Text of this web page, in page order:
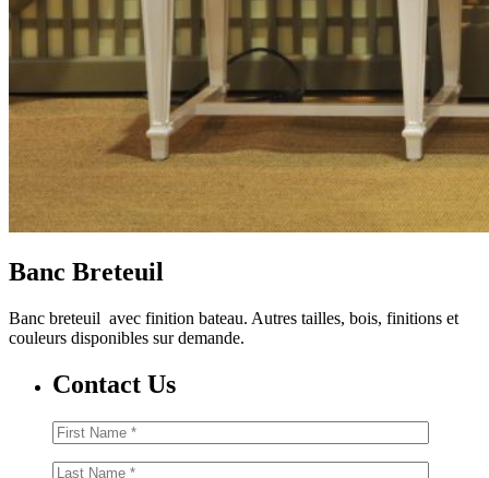
Banc Breteuil
Banc breteuil avec finition bateau. Autres tailles, bois, finitions et
couleurs disponibles sur demande.
Contact Us